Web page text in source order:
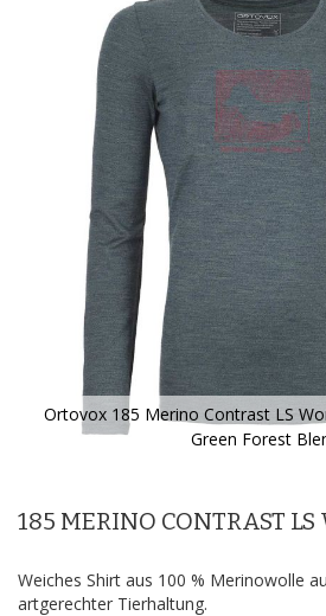
Bildergalerie
Ortovox 185 Merino Contrast LS
Green Forest
der
185 MERINO CONTRAST LS
Weiches Shirt aus 100 % Merinowolle
artgerechter Tierhaltung.